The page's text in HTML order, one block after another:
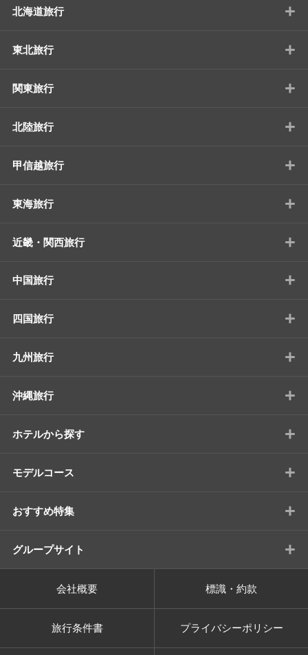
北海道旅行 +
東北旅行 +
関東旅行 +
北陸旅行 +
甲信越旅行 +
東海旅行 +
近畿・関西旅行 +
中国旅行 +
四国旅行 +
九州旅行 +
沖縄旅行 +
ホテルから探す +
モデルコース +
おすすめ特集 +
グループサイト +
会社概要 標識・約款
旅行条件書 プライバシーポリシー